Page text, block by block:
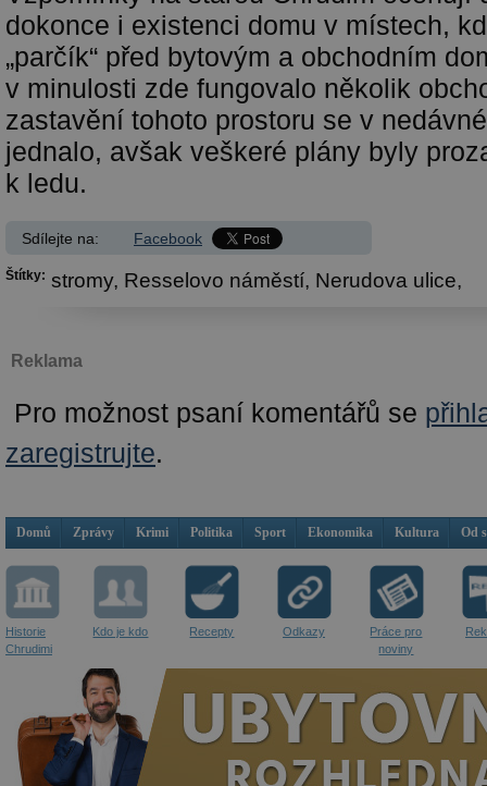
dokonce i existenci domu v místech,
„parčík“ před bytovým a obchodním
v minulosti zde fungovalo několik
zastavění tohoto prostoru se v
jednalo, avšak veškeré plány byly
k ledu.
Sdílejte na: Facebook
Štítky: stromy, Resselovo náměstí, Nerudova ulice,
Reklama
Pro možnost psaní komentářů se
zaregistrujte.
Domů Zprávy Krimi Politika Sport Ekonomika Kultura Od
Historie
Chrudimi
Kdo je kdo Recepty Odkazy
Práce pro
noviny